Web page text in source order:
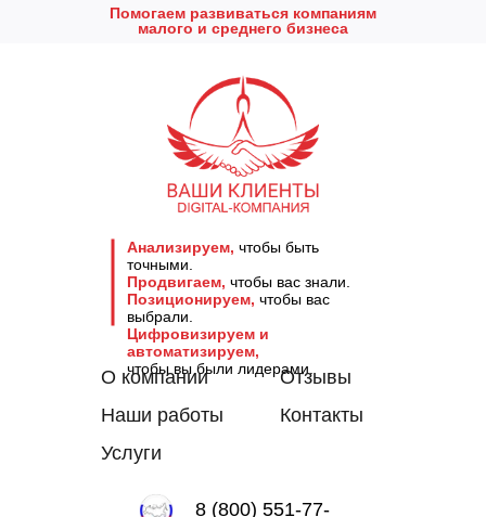
Анализируем, чтобы быть
точными.
Продвигаем, чтобы вас знали.
Позиционируем, чтобы вас
выбрали.
Цифровизируем и
автоматизируем,
чтобы вы были лидерами.
Помогаем развиваться компаниям
малого и среднего бизнеса
О компании
Наши работы
Отзывы
Услуги
8 (800) 551-77-
Контакты